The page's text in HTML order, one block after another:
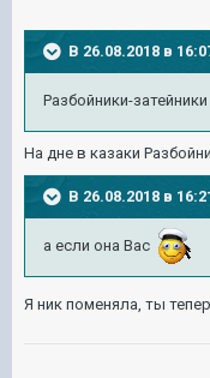
В 26.08.2018 в
Разбойники-затейники
На дне в казаки
В 26.08.2018 в
а если она Вас
Я ник поменяла, ты